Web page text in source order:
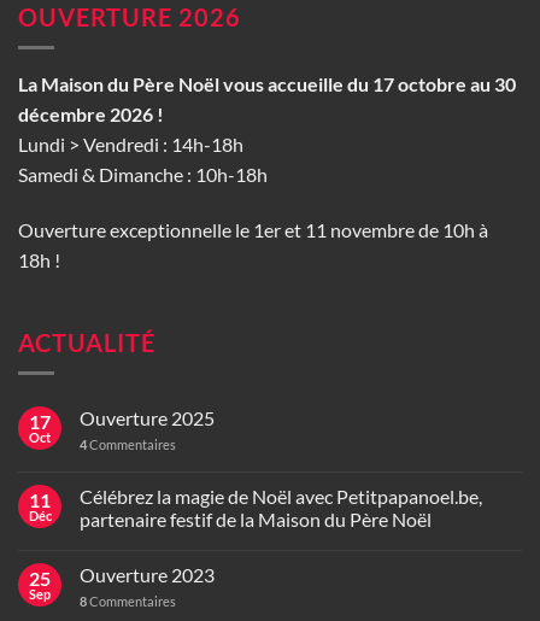
OUVERTURE 2026
La Maison du Père Noël vous accueille du 17 octobre au 30
décembre 2026 !
Lundi > Vendredi : 14h-18h
Samedi & Dimanche : 10h-18h
Ouverture exceptionnelle le 1er et 11 novembre de 10h à
18h !
ACTUALITÉ
17
Oct
Ouverture 2025
4Commentaires
11
Déc
Célébrez la magie de Noël avec Petitpapanoel.be,
partenaire festif de la Maison du Père Noël
25
Sep
Ouverture 2023
8Commentaires